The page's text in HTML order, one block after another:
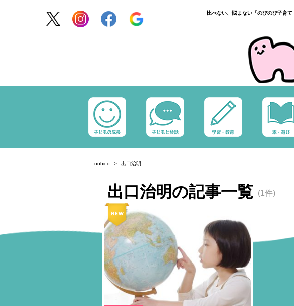
比べない、悩まない「のびのび子
nobico 出口治明
出口治明の記事一覧 (1件)